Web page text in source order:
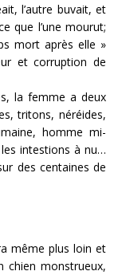
l’autre buvait, et
que l’une mourut;
mort après elle »
et corruption de
la femme a deux
tritons, néréides,
homme mi-
intestions à nu…
des centaines de
même plus loin et
chien monstrueux,